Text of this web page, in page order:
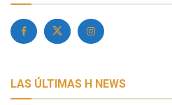
LAS ÚLTIMAS H NEWS